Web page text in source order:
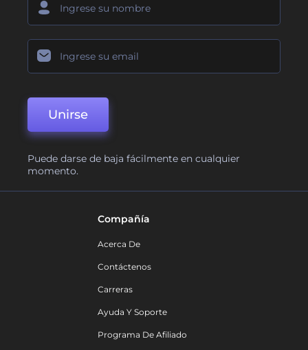
Unirse
Puede darse de baja fácilmente en cualquier
momento.
Compañía
Acerca De
Contáctenos
Carreras
Ayuda Y Soporte
Programa De Afiliado